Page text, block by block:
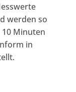
werden so
Minuten
in